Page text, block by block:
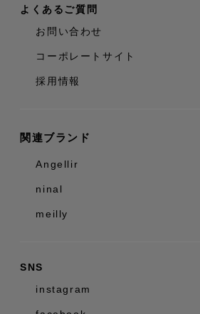
よくあるご質問
お問い合わせ
コーポレートサイト
採用情報
関連ブランド
Angellir
ninal
meilly
SNS
instagram